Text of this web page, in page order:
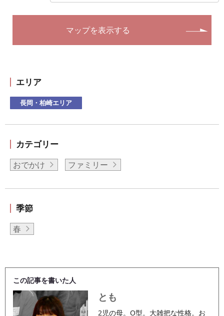
マップを表示する
エリア
長岡・柏崎エリア
カテゴリー
おでかけ ファミリー
季節
春
この記事を書いた人
とも
2児の母。O型。大雑把な性格。お